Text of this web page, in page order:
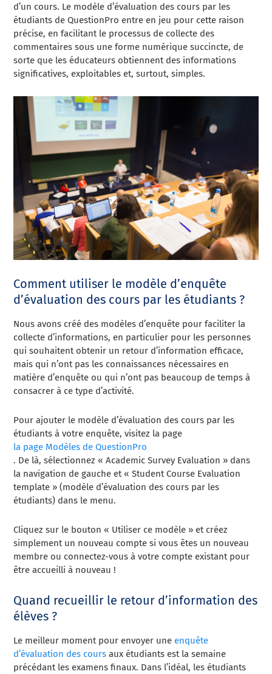
d’un cours. Le modèle d’évaluation des cours par les
étudiants de QuestionPro entre en jeu pour cette raison
précise, en facilitant le processus de collecte des
commentaires sous une forme numérique succincte, de
sorte que les éducateurs obtiennent des informations
significatives, exploitables et, surtout, simples.
Comment utiliser le modèle d’enquête
d’évaluation des cours par les étudiants ?
Nous avons créé des modèles d’enquête pour faciliter la
collecte d’informations, en particulier pour les personnes
qui souhaitent obtenir un retour d’information efficace,
mais qui n’ont pas les connaissances nécessaires en
matière d’enquête ou qui n’ont pas beaucoup de temps à
consacrer à ce type d’activité.
Pour ajouter le modèle d’évaluation des cours par les
étudiants à votre enquête, visitez la page
la page Modèles de QuestionPro
. De là, sélectionnez « Academic Survey Evaluation » dans
la navigation de gauche et « Student Course Evaluation
template » (modèle d’évaluation des cours par les
étudiants) dans le menu.
Cliquez sur le bouton « Utiliser ce modèle » et créez
simplement un nouveau compte si vous êtes un nouveau
membre ou connectez-vous à votre compte existant pour
être accueilli à nouveau !
Quand recueillir le retour d’information des
élèves ?
Le meilleur moment pour envoyer une enquête
d’évaluation des cours aux étudiants est la semaine
précédant les examens finaux. Dans l’idéal, les étudiants